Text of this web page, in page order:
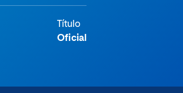
Título
Oficial